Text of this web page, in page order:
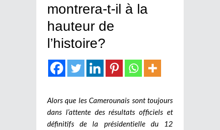
montrera-t-il à la
hauteur de
l’histoire?
Alors que les Camerounais sont toujours
dans l’attente des résultats officiels et
définitifs de la présidentielle du 12